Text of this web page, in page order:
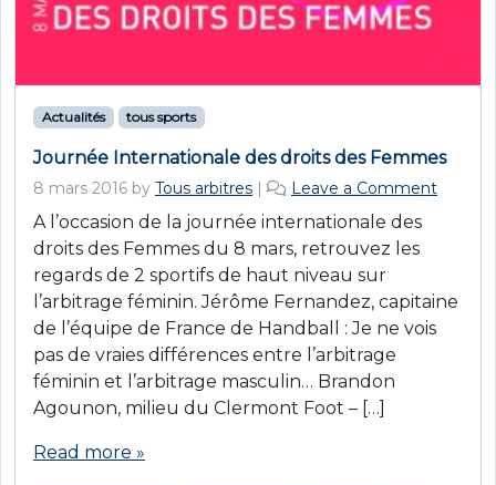
Actualités tous sports
Journée Internationale des droits des Femmes
8 mars 2016 by Tous arbitres | Leave a Comment
A l’occasion de la journée internationale des
droits des Femmes du 8 mars, retrouvez les
regards de 2 sportifs de haut niveau sur
l’arbitrage féminin. Jérôme Fernandez, capitaine
de l’équipe de France de Handball : Je ne vois
pas de vraies différences entre l’arbitrage
féminin et l’arbitrage masculin… Brandon
Agounon, milieu du Clermont Foot – […]
Read more »